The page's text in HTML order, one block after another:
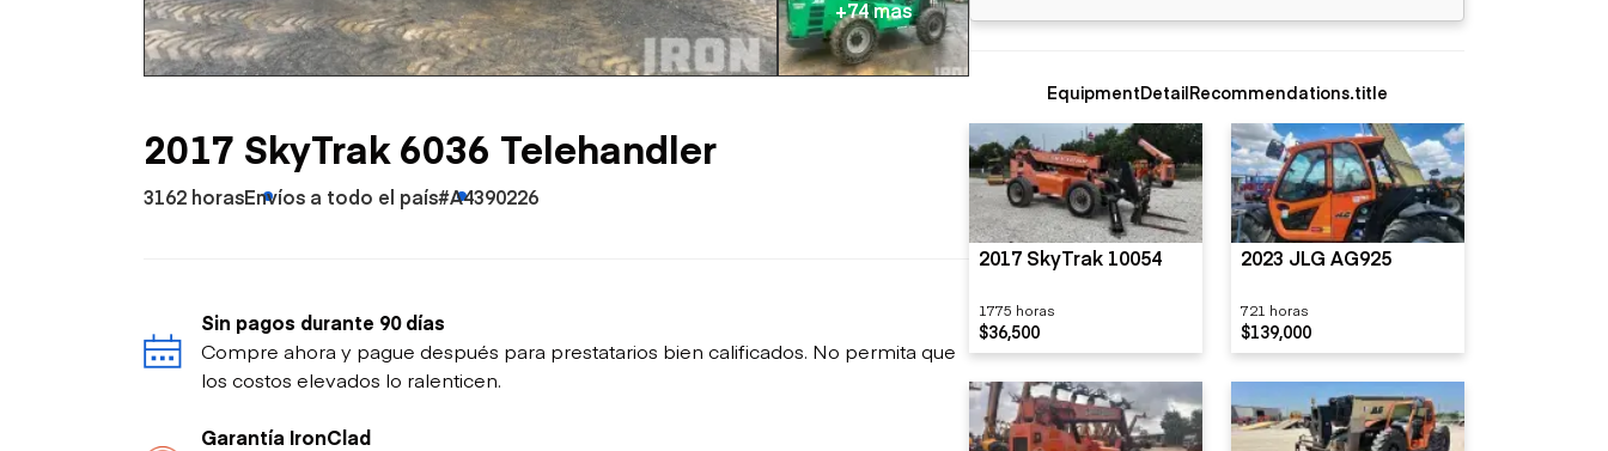
Petróleo y gas
Excavadoras
Motoniveladoras
Minicargadoras
Raspadores
Cargadoras de ruedas
Trailers
Remolques volcados
Remolques de
Remolques de troncos
+74 mas
2017 SkyTrak 6036 Telehandler
3162 horasEnvíos a todo el país#A4390226
Sin pagos durante 90 días
Compre ahora y pague después para prestatarios bien calificados. No permita que
los costos elevados lo ralenticen.
Garantía IronClad
EquipmentDetailRecommendations.title
2017 SkyTrak 10054
1775 horas
$36,500
2023 JLG AG925
721 horas
$139,000